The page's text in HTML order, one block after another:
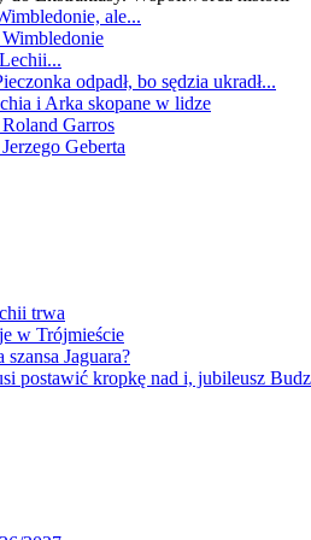
ale...
odpadł, bo sędzia ukradł...
i Arka skopane w lidze
Garros
Geberta
trwa
w Trójmieście
Jaguara?
postawić kropkę nad i, jubileusz